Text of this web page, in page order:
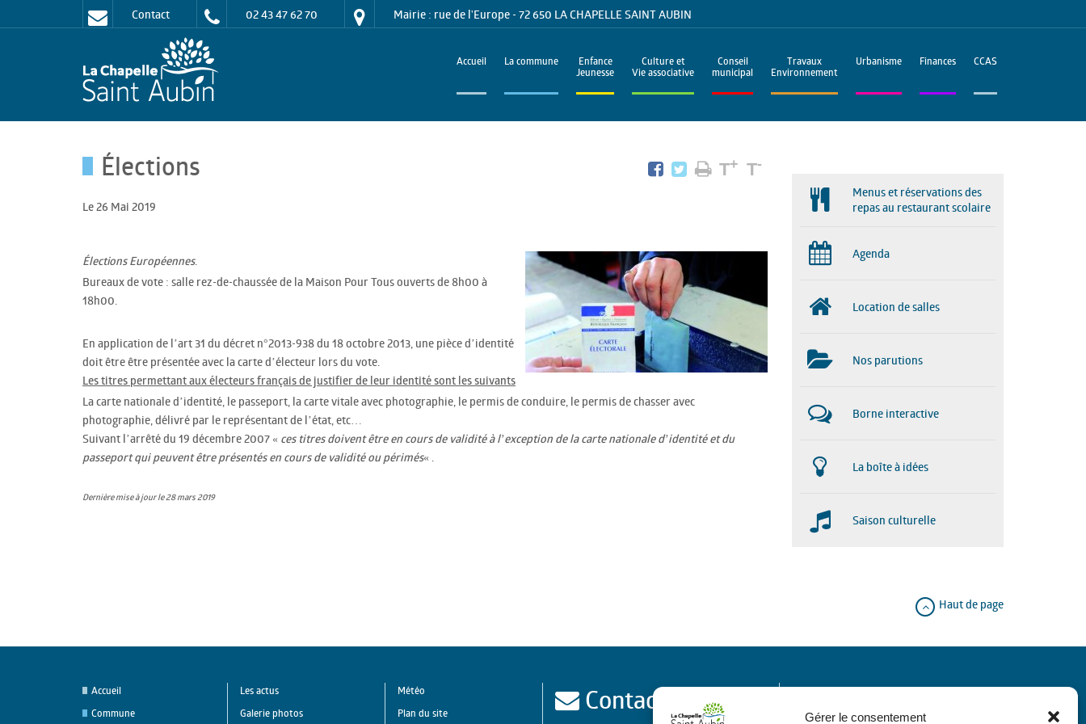
Gérer le consentement
Contact 02 43 47 62 70 Mairie : rue de l'Europe - 72 650 LA CHAPELLE SAINT AUBIN
Accueil La commune
Enfance
Jeunesse
Culture et
Vie associative
Conseil
municipal
Travaux
Environnement
Urbanisme Finances CCAS
Élections T+ T-
Le 26 Mai 2019
Élections Européennes.
Bureaux de vote : salle rez-de-chaussée de la Maison Pour Tous ouverts de 8h00 à
18h00.
En application de l’art 31 du décret n°2013-938 du 18 octobre 2013, une pièce d’identité
doit être être présentée avec la carte d’électeur lors du vote.
Les titres permettant aux électeurs français de justifier de leur identité sont les suivants
La carte nationale d’identité, le passeport, la carte vitale avec photographie, le permis de conduire, le permis de chasser avec
photographie, délivré par le représentant de l’état, etc…
Suivant l’arrêté du 19 décembre 2007 « ces titres doivent être en cours de validité à l’exception de la carte nationale d’identité et du
passeport qui peuvent être présentés en cours de validité ou périmés« .
Dernière mise à jour le 28 mars 2019
Menus et réservations des
repas au restaurant scolaire
Agenda
Location de salles
Nos parutions
Borne interactive
La boîte à idées
Saison culturelle
Haut de page
Accueil
Commune
Les actus
Galerie photos
Météo
Plan du site
Contact